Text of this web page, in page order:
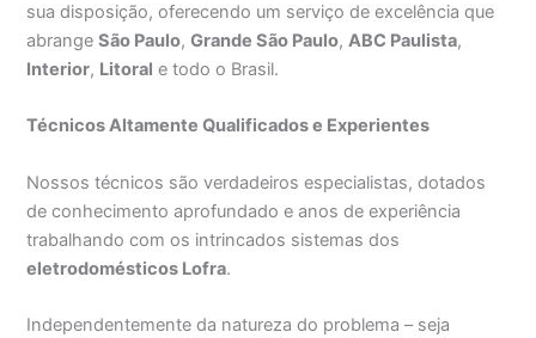
sua disposição, oferecendo um serviço de excelência que
abrangeSão Paulo,Grande São Paulo,ABC Paulista,
Interior, Litoral e todo o Brasil.
Técnicos Altamente Qualificados e Experientes
Nossos técnicos são verdadeiros especialistas, dotados
de conhecimento aprofundado e anos de experiência
trabalhando com os intrincados sistemas dos
eletrodomésticos Lofra.
Independentemente da natureza do problema – seja